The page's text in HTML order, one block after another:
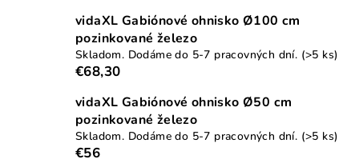
vidaXL Gabiónové ohnisko Ø100 cm
pozinkované železo
Skladom. Dodáme do 5-7 pracovných dní. (>5 ks)
€68,30
vidaXL Gabiónové ohnisko Ø50 cm
pozinkované železo
Skladom. Dodáme do 5-7 pracovných dní. (>5 ks)
€56